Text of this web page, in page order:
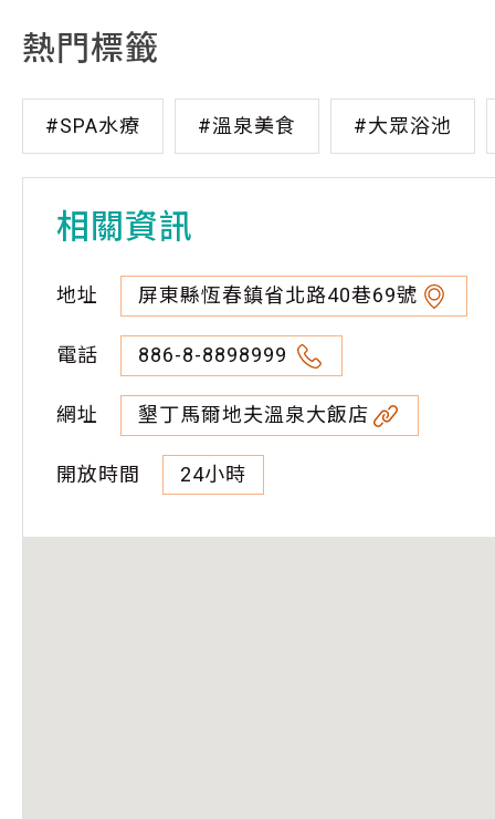
熱門標籤
#SPA水療 #溫泉美食 #大眾浴池
相關資訊
地址 屏東縣恆春鎮省北路40巷69號
電話 886-8-8898999
網址 墾丁馬爾地夫溫泉大飯店
開放時間 24小時